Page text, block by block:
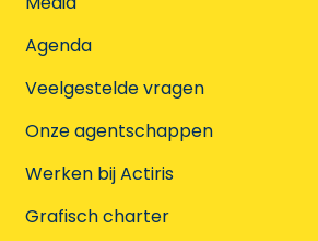
Agenda
Veelgestelde vragen
Onze agentschappen
Werken bij Actiris
Grafisch charter